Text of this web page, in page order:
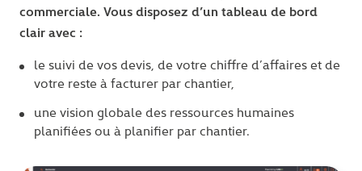
commerciale. Vous disposez d’un tableau de bord
clair avec :
le suivi de vos devis, de votre chiffre d’affaires et de
votre reste à facturer par chantier,
une vision globale des ressources humaines
planifiées ou à planifier par chantier.